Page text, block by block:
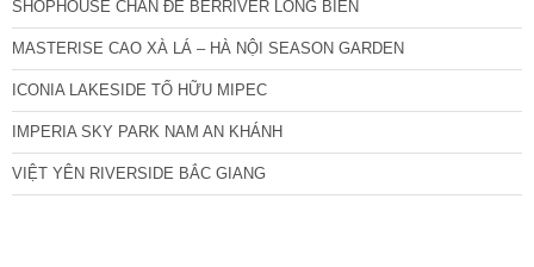
SHOPHOUSE CHÂN ĐẾ BERRIVER LONG BIÊN
MASTERISE CAO XÀ LÁ – HÀ NỘI SEASON GARDEN
ICONIA LAKESIDE TỐ HỮU MIPEC
IMPERIA SKY PARK NAM AN KHÁNH
VIỆT YÊN RIVERSIDE BẮC GIANG